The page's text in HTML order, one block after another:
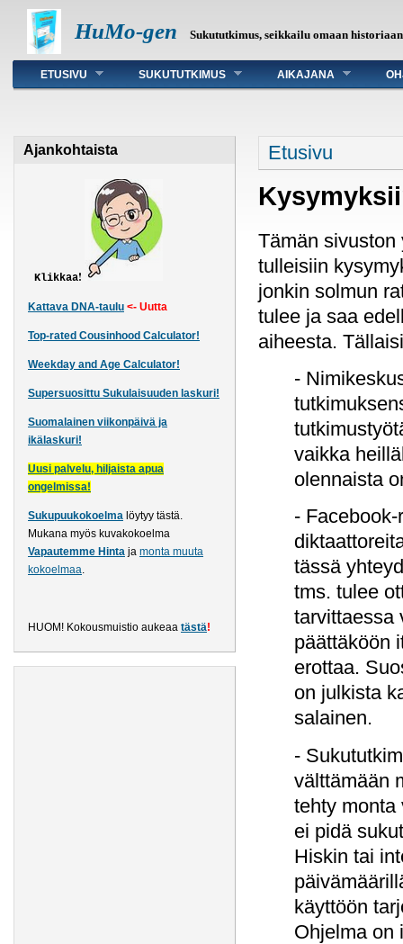
HuMo-gen Sukututkimus, seikkailu omaan historiaan
Päävalikko
ETUSIVU SUKUTUTKIMUS AIKAJANA
Ajankohtaista
Klikkaa!
Kattava DNA-taulu <- Uutta
Top-rated Cousinhood Calculator!
Weekday and Age Calculator!
Supersuosittu Sukulaisuuden laskuri!
Suomalainen viikonpäivä ja
ikälaskuri!
Uusi palvelu, hiljaista apua
ongelmissa!
Sukupuukokoelma löytyy tästä.
Mukana myös kuvakokoelma
Vapautemme Hinta ja monta muuta
kokoelmaa.
HUOM! Kokousmuistio aukeaa tästä!
Olet täällä
Etusivu
Tämän
tulleisiin
jonkin solmun
tulee ja saa
aiheesta.
-
vaikka
olennaista
-
tässä
tms. tulee
tarvittaessa
päättäköön
erottaa.
on julkista
salainen.
-
välttämään
tehty monta
ei pidä
Hiskin tai
käyttöön
Ohjelma on